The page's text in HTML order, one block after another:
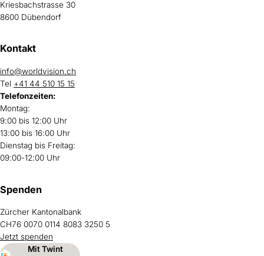
Kriesbachstrasse 30
8600 Dübendorf
Kontakt
info@worldvision.ch
Tel +41 44 510 15 15
Telefonzeiten:
Montag:
9:00 bis 12:00 Uhr
13:00 bis 16:00 Uhr
Dienstag bis Freitag:
09:00-12:00 Uhr
Spenden
Zürcher Kantonalbank
CH76 0070 0114 8083 3250 5
Jetzt spenden
Mit Twint